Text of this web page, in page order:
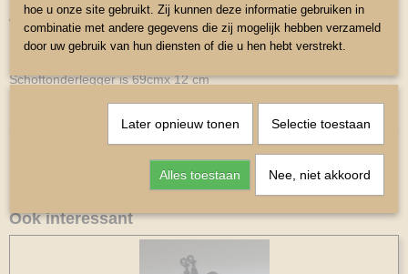
wat zweet van de pony op neemt en na gebruik weer droogt
Borstonderlegger is 81cm x 11cm
Schoftonderlegger is 69cmx 12 cm
Ook interessant
hoe u onze site gebruikt. Zij kunnen deze informatie gebruiken in
combinatie met andere gegevens die zij mogelijk hebben verzameld
door uw gebruik van hun diensten of die u hen hebt verstrekt.
Later opnieuw tonen Selectie toestaan
Alles toestaan Nee, niet akkoord